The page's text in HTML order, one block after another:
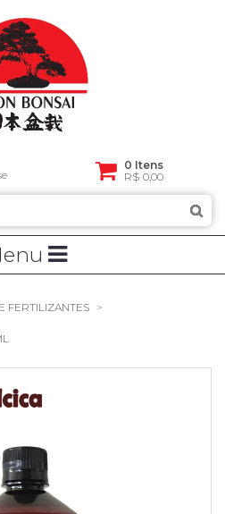
0 Itens
R$ 0,00
FERTILIZANTES